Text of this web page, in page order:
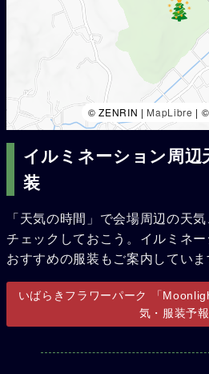
© ZENRIN | MapLibre | ©
イルミネーション周辺
装
「天気の時間」で会場周辺の天
チェックしておこう。イルミネ
おすすめの服装もご案内していま
いばらきフラワーパーク 「
気・服装予報